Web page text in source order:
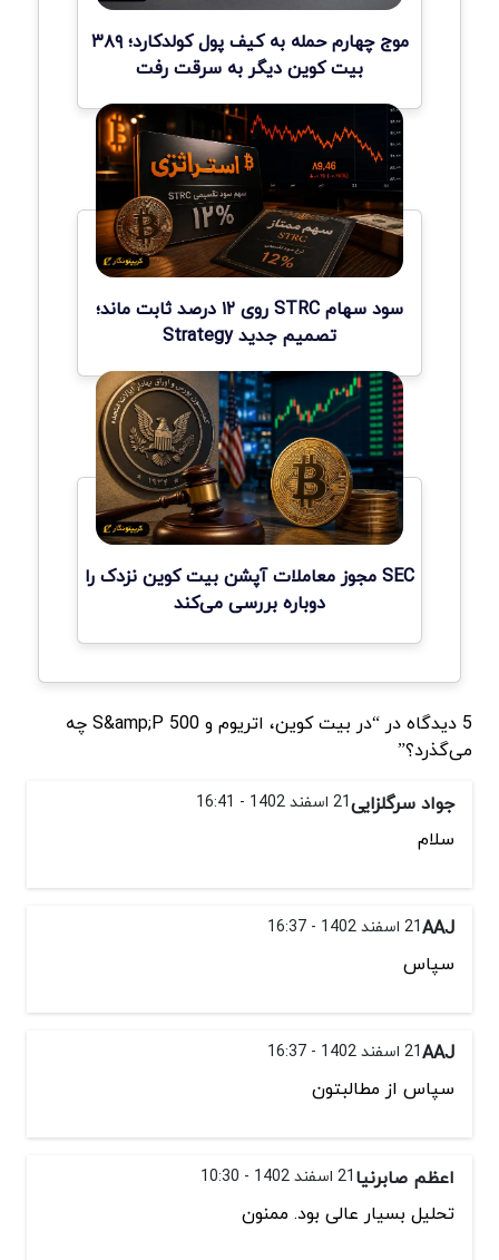
موج چهارم حمله به کیف پول کولدکارد؛ ۳۸۹
بیت کوین دیگر به سرقت رفت
سود سهام STRC روی ۱۲ درصد ثابت ماند؛
تصمیم جدید Strategy
SEC مجوز معاملات آپشن بیت کوین نزدک را
دوباره بررسی می‌کند
5 دیدگاه در “در بیت کوین، اتریوم و S&amp;P 500 چه
می‌گذرد؟”
جواد سرگلزایی21 اسفند 1402 - 16:41
سلام
AAJ21 اسفند 1402 - 16:37
سپاس
AAJ21 اسفند 1402 - 16:37
سپاس از مطالبتون
اعظم صابرنیا21 اسفند 1402 - 10:30
تحلیل بسیار عالی بود. ممنون